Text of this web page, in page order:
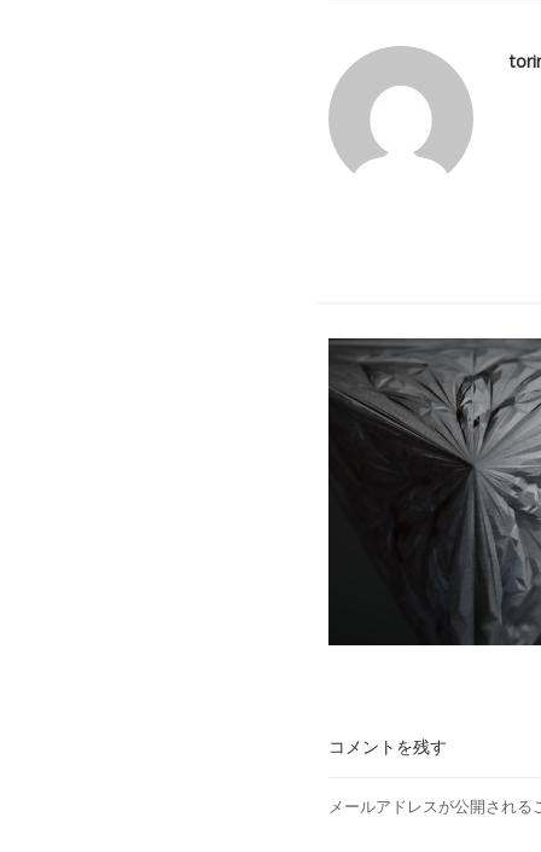
ゲ
ー
ン
コメントを残す
メールアドレスが公開される